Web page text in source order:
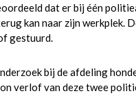
dat er bij één
kan naar zijn werkplek.
gestuurd.
bij de afdeling
verlof van deze twee